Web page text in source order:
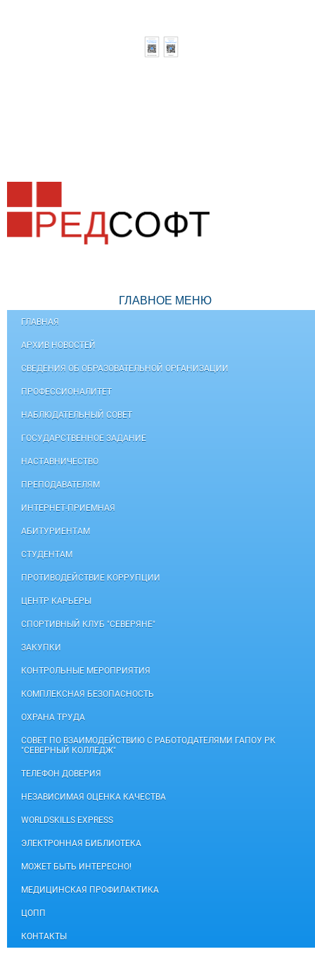
ГЛАВНОЕ МЕНЮ
ГЛАВНАЯ
АРХИВ НОВОСТЕЙ
СВЕДЕНИЯ ОБ ОБРАЗОВАТЕЛЬНОЙ ОРГАНИЗАЦИИ
ПРОФЕССИОНАЛИТЕТ
НАБЛЮДАТЕЛЬНЫЙ СОВЕТ
ГОСУДАРСТВЕННОЕ ЗАДАНИЕ
НАСТАВНИЧЕСТВО
ПРЕПОДАВАТЕЛЯМ
ИНТЕРНЕТ-ПРИЕМНАЯ
АБИТУРИЕНТАМ
СТУДЕНТАМ
ПРОТИВОДЕЙСТВИЕ КОРРУПЦИИ
ЦЕНТР КАРЬЕРЫ
СПОРТИВНЫЙ КЛУБ "СЕВЕРЯНЕ"
ЗАКУПКИ
КОНТРОЛЬНЫЕ МЕРОПРИЯТИЯ
КОМПЛЕКСНАЯ БЕЗОПАСНОСТЬ
ОХРАНА ТРУДА
СОВЕТ ПО ВЗАИМОДЕЙСТВИЮ С РАБОТОДАТЕЛЯМИ ГАПОУ РК
"СЕВЕРНЫЙ КОЛЛЕДЖ"
ТЕЛЕФОН ДОВЕРИЯ
НЕЗАВИСИМАЯ ОЦЕНКА КАЧЕСТВА
WORLDSKILLS EXPRESS
ЭЛЕКТРОННАЯ БИБЛИОТЕКА
МОЖЕТ БЫТЬ ИНТЕРЕСНО!
МЕДИЦИНСКАЯ ПРОФИЛАКТИКА
ЦОПП
КОНТАКТЫ